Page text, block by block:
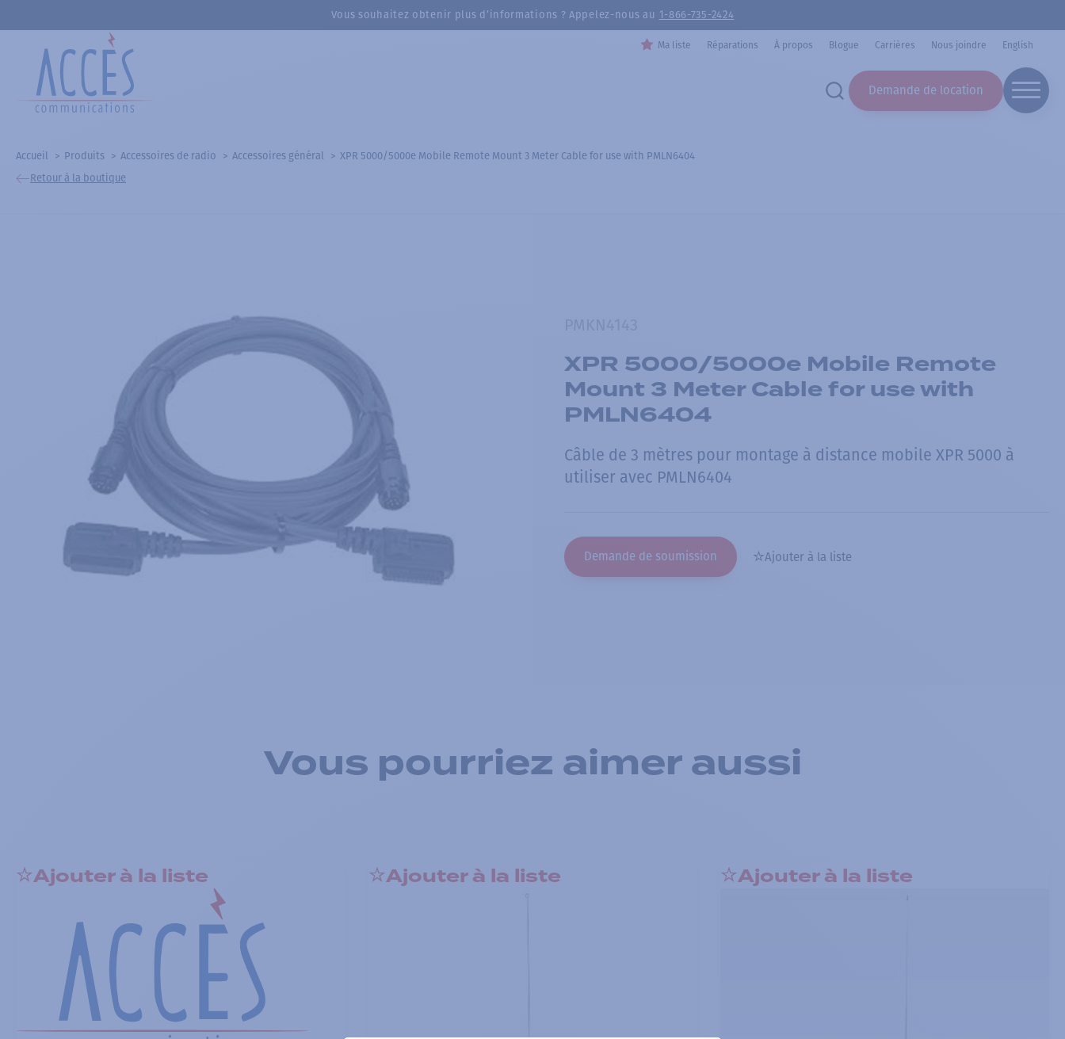
Vous souhaitez obtenir plus d’informations ? Appelez-nous au 1-866-735-2424
Ma liste Réparations À propos Blogue Carrières Nous joindre English
Demande de location
Accueil Produits Accessoires de radio Accessoires général
XPR 5000/5000e Mobile Remote Mount 3 Meter Cable for use with PMLN6404
Retour à la boutique
XPR 5000/5000e Mobile Remote
Mount 3 Meter Cable for use with
PMLN6404
Câble de 3 mètres pour montage à distance mobile XPR 5000 à
utiliser avec PMLN6404
Demande de soumission Ajouter à la liste
Vous pourriez aimer aussi
Ajouter à la liste Ajouter à la liste Ajouter à la liste